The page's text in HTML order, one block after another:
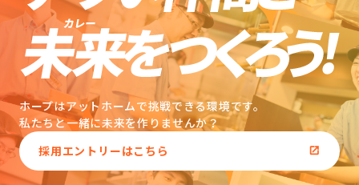
お知らせ
ホープブログ
ホープはアットホームで挑戦できる環境です。
私たちと一緒に未来を作りませんか？
採用エントリーはこちら